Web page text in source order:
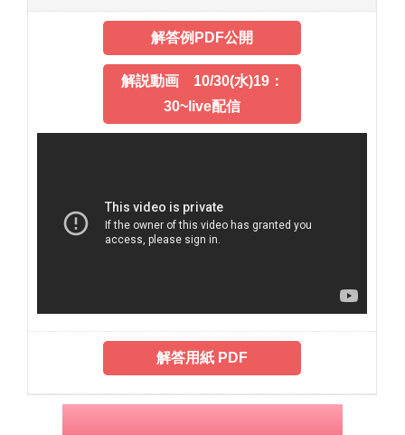
解答例PDF公開
解説動画 10/30(水)19：
30~live配信
解答用紙 PDF